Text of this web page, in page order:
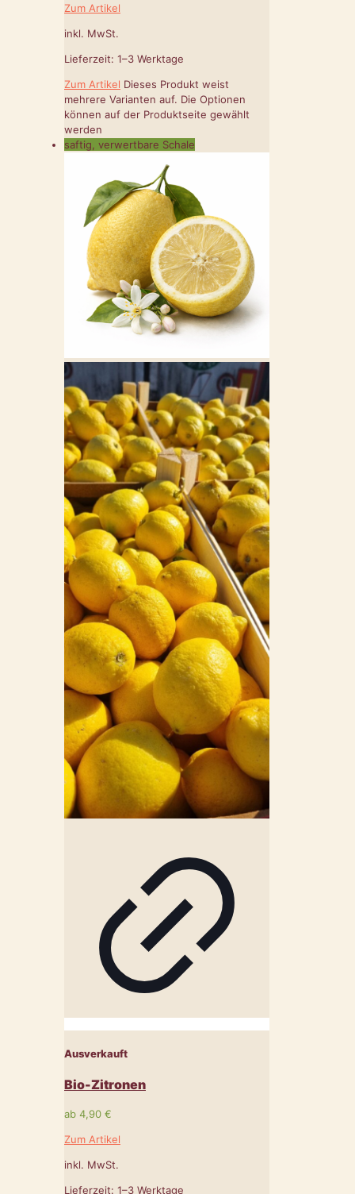
Zum Artikel
inkl. MwSt.
Lieferzeit: 1–3 Werktage
Zum Artikel Dieses Produkt weist
mehrere Varianten auf. Die Optionen
können auf der Produktseite gewählt
werden
saftig, verwertbare Schale
Ausverkauft
Bio-Zitronen
ab 4,90 €
Zum Artikel
inkl. MwSt.
Lieferzeit: 1–3 Werktage